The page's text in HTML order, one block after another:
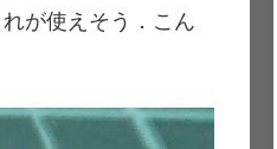
が使えそう．こん